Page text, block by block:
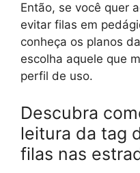
Então, se você quer
evitar filas em
conheça os planos da
escolha aquele que
perfil de uso.
Descubra
leitura da tag
filas nas